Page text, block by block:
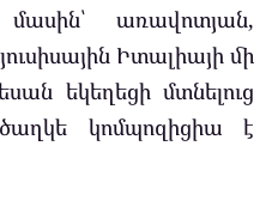
առավոտյան,
Իտալիայի մի
եկեղեցի մտնելուց
կոմպոզիցիա է